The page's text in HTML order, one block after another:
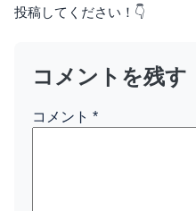
投稿してください！👇
コメントを残す
コメント *